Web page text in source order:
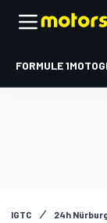
FORMULE 1
IGTC 24h